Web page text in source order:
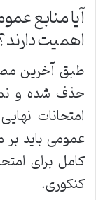
آیا منابع
اهمیت
طبق آخرین
حذف شده و
امتحانات
عمومی باید
کامل برای
کنکوری.